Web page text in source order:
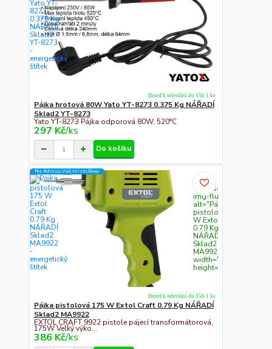
Pájka hrotová 80W Yato YT-8273 0.375 Kg NÁŘADÍ
Sklad2 YT-8273
Yato YT-8273 Pájka odporová 80W, 520°C
297 Kč/ks
Ihned k odeslání do 15h 1 ks
Do košíku
Na Adresu,Výd.místo,Boxu
" class="c311
img-fluid"
alt="Pájka
pistolová 175
W Extol Craft
0.79 Kg
NÁŘADÍ
Sklad2
MA9922"
width="300"
height="300">
Pájka pistolová 175 W Extol Craft 0.79 Kg NÁŘADÍ
Sklad2 MA9922
EXTOL CRAFT 9922 pistole pájecí transformátorová,
175W Velký výko...
386 Kč/ks
Ihned k odeslání do 15h 1 ks